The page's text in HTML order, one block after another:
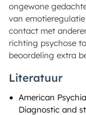
ongewone
van
contact met
richting psychose
beoordeling extra
Literatuur
American
Diagnostic and